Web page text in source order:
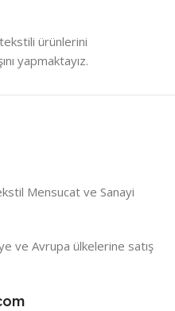
ürünlerini
yapmaktayız.
Mensucat ve Sanayi
ve Avrupa ülkelerine satış